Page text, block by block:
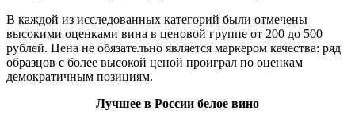
В каждой из исследованных категорий были отмечены
высокими оценками вина в ценовой группе от 200 до 500
рублей. Цена не обязательно является маркером качества: ряд
образцов с более высокой ценой проиграл по оценкам
демократичным позициям.
Лучшее в России белое вино